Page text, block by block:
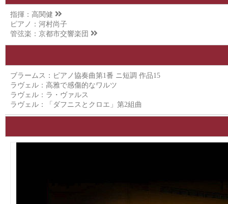
指揮： 高関健
ピアノ：河村尚子
管弦楽： 京都市交響楽団
ブラームス：ピアノ協奏曲第1番 ニ短調 作品15
ラヴェル：高雅で感傷的なワルツ
ラヴェル：ラ・ヴァルス
ラヴェル：「ダフニスとクロエ」第2組曲